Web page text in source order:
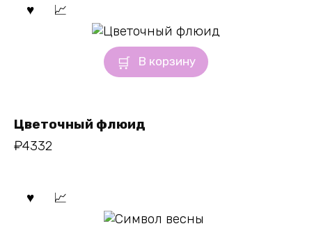
В корзину
Цветочный флюид
₽4332